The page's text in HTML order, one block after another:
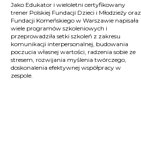
Jako Edukator i wieloletni certyfikowany
trener Polskiej Fundacji Dzieci i Młodzieży oraz
Fundacji Komeńskiego w Warszawie napisała
wiele programów szkoleniowych i
przeprowadziła setki szkoleń z zakresu
komunikacji interpersonalnej, budowania
poczucia własnej wartości, radzenia sobie ze
stresem, rozwijania myślenia twórczego,
doskonalenia efektywnej współpracy w
zespole.